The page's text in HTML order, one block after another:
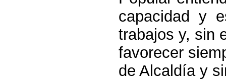
capacidad y
trabajos y, sin
favorecer
de Alcaldía y